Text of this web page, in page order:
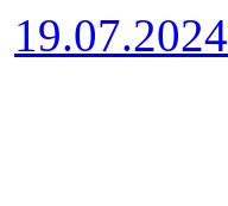
19.07.2024